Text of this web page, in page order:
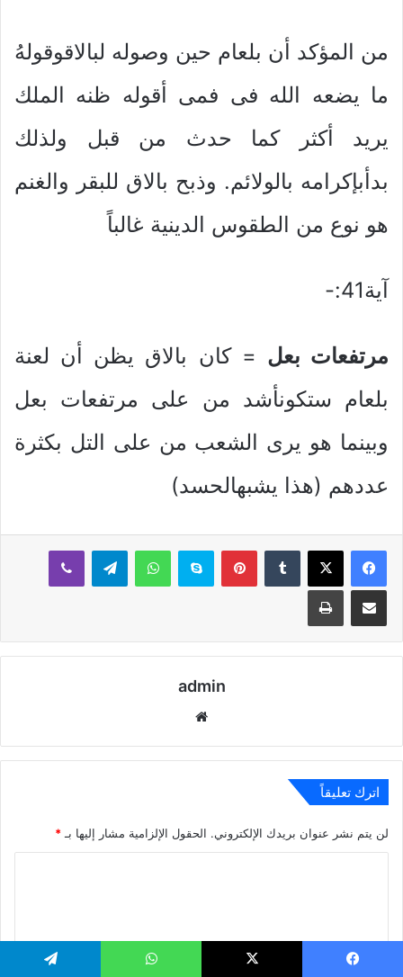
من المؤكد أن بلعام حين وصوله لبالاقوقولهُ
ما يضعه الله فى فمى أقوله ظنه الملك
يريد أكثر كما حدث من قبل ولذلك
بدأبإكرامه بالولائم. وذبح بالاق للبقر والغنم
هو نوع من الطقوس الدينية غالباً
آية41:-
مرتفعات بعل = كان بالاق يظن أن لعنة
بلعام ستكونأشد من على مرتفعات بعل
وبينما هو يرى الشعب من على التل بكثرة
عددهم (هذا يشبهالحسد)
بينتيريستسكايب واتساب تيلقرام ڤايبر
مشاركة عبر البريد طباعة
admin
اترك تعليقاً
لن يتم نشر عنوان بريدك الإلكتروني. الحقول الإلزامية مشار إليها بـ *